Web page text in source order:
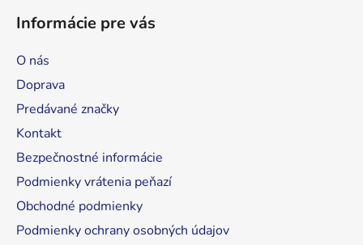
Informácie pre vás
O nás
Doprava
Predávané značky
Kontakt
Bezpečnostné informácie
Podmienky vrátenia peňazí
Obchodné podmienky
Podmienky ochrany osobných údajov